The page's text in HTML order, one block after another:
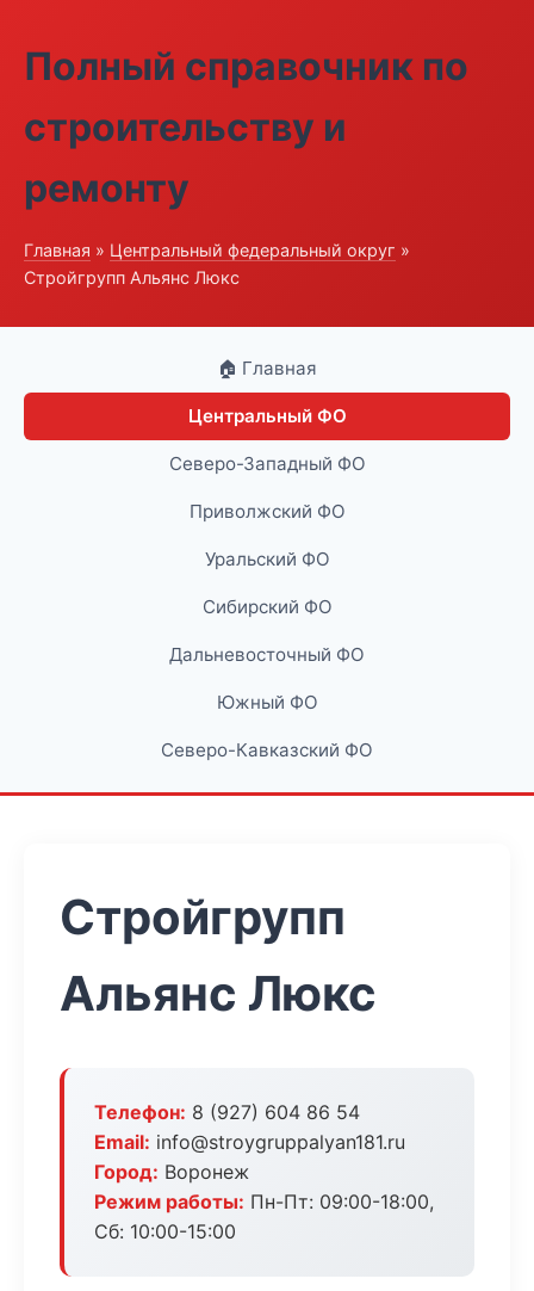
Полный справочник по
строительству и
ремонту
Главная » Центральный федеральный округ »
Стройгрупп Альянс Люкс
🏠 Главная
Центральный ФО
Северо-Западный ФО
Приволжский ФО
Уральский ФО
Сибирский ФО
Дальневосточный ФО
Южный ФО
Северо-Кавказский ФО
Стройгрупп
Альянс Люкс
Телефон: 8 (927) 604 86 54
Email: info@stroygruppalyan181.ru
Город: Воронеж
Режим работы: Пн-Пт: 09:00-18:00,
Сб: 10:00-15:00